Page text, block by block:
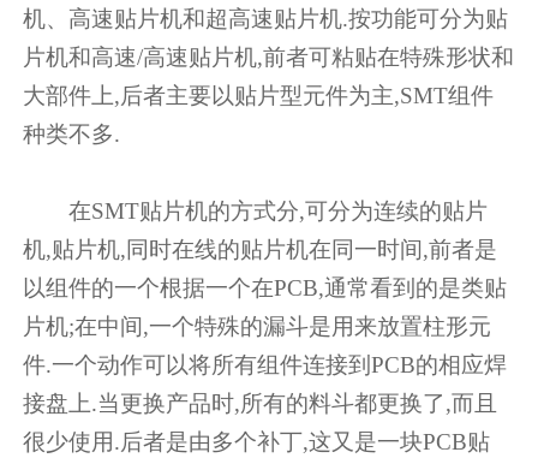
机、高速贴片机和超高速贴片机.按功能可分为贴
片机和高速/高速贴片机,前者可粘贴在特殊形状和
大部件上,后者主要以贴片型元件为主,SMT组件
种类不多.
在SMT贴片机的方式分,可分为连续的贴片
机,贴片机,同时在线的贴片机在同一时间,前者是
以组件的一个根据一个在PCB,通常看到的是类贴
片机;在中间,一个特殊的漏斗是用来放置柱形元
件.一个动作可以将所有组件连接到PCB的相应焊
接盘上.当更换产品时,所有的料斗都更换了,而且
很少使用.后者是由多个补丁,这又是一块PCB贴